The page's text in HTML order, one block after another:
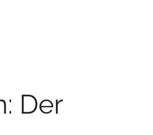
Der